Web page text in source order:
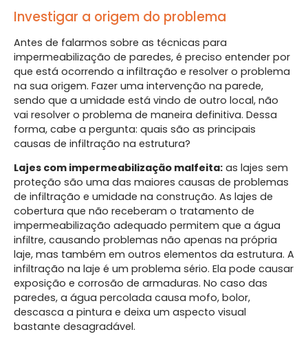
Investigar a origem do problema
Antes de falarmos sobre as técnicas para
impermeabilização de paredes, é preciso entender por
que está ocorrendo a infiltração e resolver o problema
na sua origem. Fazer uma intervenção na parede,
sendo que a umidade está vindo de outro local, não
vai resolver o problema de maneira definitiva. Dessa
forma, cabe a pergunta: quais são as principais
causas de infiltração na estrutura?
Lajes com impermeabilização malfeita: as lajes sem
proteção são uma das maiores causas de problemas
de infiltração e umidade na construção. As lajes de
cobertura que não receberam o tratamento de
impermeabilização adequado permitem que a água
infiltre, causando problemas não apenas na própria
laje, mas também em outros elementos da estrutura. A
infiltração na laje é um problema sério. Ela pode causar
exposição e corrosão de armaduras. No caso das
paredes, a água percolada causa mofo, bolor,
descasca a pintura e deixa um aspecto visual
bastante desagradável.